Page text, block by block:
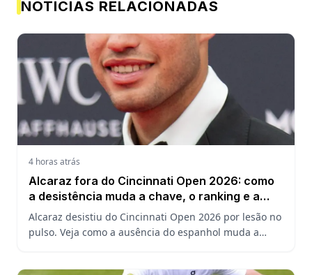
NOTÍCIAS RELACIONADAS
4 horas atrás
Alcaraz fora do Cincinnati Open 2026: como
a desistência muda a chave, o ranking e a
defesa do US Open
Alcaraz desistiu do Cincinnati Open 2026 por lesão no
pulso. Veja como a ausência do espanhol muda a